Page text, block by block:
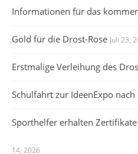
Informationen für das
Gold für die Drost-Rose Juli 23,
Erstmalige Verleihung des
Schulfahrt zur IdeenExpo
Sporthelfer erhalten
14, 2026